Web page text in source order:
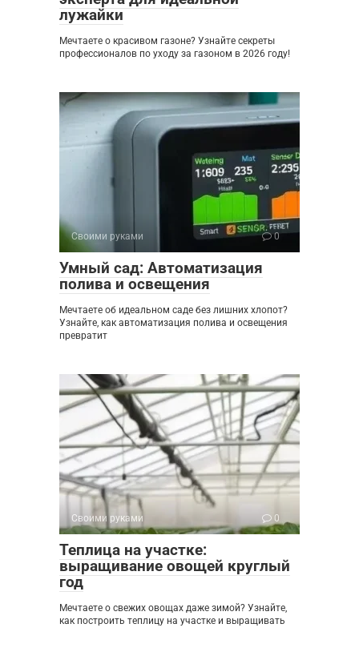
лужайки
Мечтаете о красивом газоне? Узнайте секреты
профессионалов по уходу за газоном в 2026 году!
Своими руками 0
Умный сад: Автоматизация
полива и освещения
Мечтаете об идеальном саде без лишних хлопот?
Узнайте, как автоматизация полива и освещения
превратит
Своими руками 0
Теплица на участке:
выращивание овощей круглый
год
Мечтаете о свежих овощах даже зимой? Узнайте,
как построить теплицу на участке и выращивать